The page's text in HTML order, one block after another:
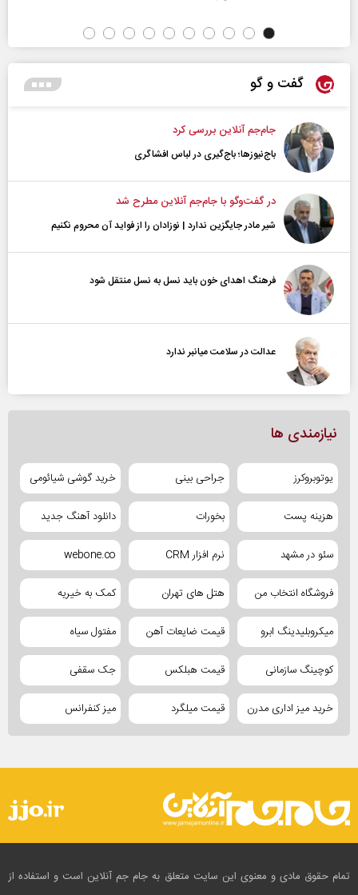
گفت و گو
جام‌جم آنلاین بررسی کرد
باج‌نیوزها؛ باج‌گیری در لباس افشاگری
در گفت‌و‌گو با جام‌جم آنلاین مطرح شد
شیر مادر جایگزین ندارد | نوزادان را از فواید آن محروم نکنیم
فرهنگ اهدای خون باید نسل به نسل منتقل شود
عدالت در سلامت میانبر ندارد
نیازمندی ها
یوتوبروکرز جراحی بینی خرید گوشی شیائومی
هزینه پست بخورات دانلود آهنگ جدید
سئو در مشهد نرم افزار CRM webone.co
فروشگاه انتخاب من هتل های تهران کمک به خیریه
میکروبلیدینگ ابرو قیمت ضایعات آهن مفتول سیاه
کوچینگ سازمانی قیمت هبلکس جک سقفی
خرید میز اداری مدرن قیمت میلگرد میز کنفرانس
تمام حقوق مادی و معنوی این سایت متعلق به جام جم آنلاین است و استفاده از